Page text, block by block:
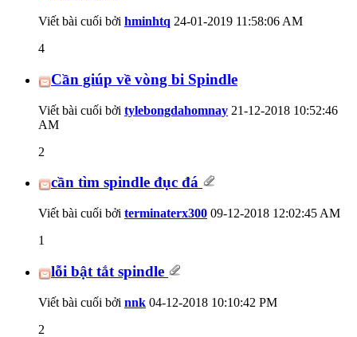
Viết bài cuối bởi hminhtq 24-01-2019 11:58:06 AM
4
Cần giúp về vòng bi Spindle
Viết bài cuối bởi tylebongdahomnay 21-12-2018 10:52:46
AM
2
cần tìm spindle đục đá
Viết bài cuối bởi terminaterx300 09-12-2018 12:02:45 AM
1
lỗi bật tắt spindle
Viết bài cuối bởi nnk 04-12-2018 10:10:42 PM
2